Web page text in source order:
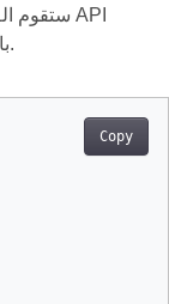
باستيراد الرقم كما هو دون تحويله إلى صيغة أُسية.
Copy